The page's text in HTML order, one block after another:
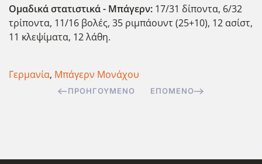
Ομαδικά στατιστικά - Μπάγερν: 17/31 δίποντα, 6/32
τρίποντα, 11/16 βολές, 35 ριμπάουντ (25+10), 12 ασίστ,
11 κλεψίματα, 12 λάθη.
Γερμανία, Μπάγερν Μονάχου
ΠΡΟΗΓΟΎΜΕΝΟ ΕΠΌΜΕΝΟ